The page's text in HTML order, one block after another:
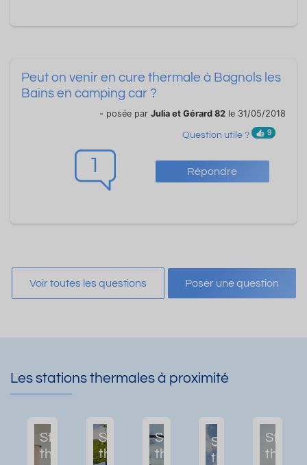
1 Répondre
Peut on venir en cure thermale à Bagnols les
Bains en camping car ?
- posée par Julia et Gérard 82 le 31/05/2018
Question utile ? 9
Voir toutes les questions Poser une question
Les stations thermales à proximité
Station
thermale
Station
thermale
Station
thermale
Station
thermale